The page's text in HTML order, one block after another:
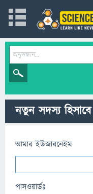
নতুন সদস্য
আমার ইউজারনেইম
পাসওয়ার্ডঃ